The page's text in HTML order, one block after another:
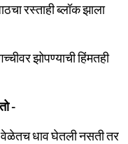
रस्ताही ब्लॉक झाला
झोपण्याची हिंमतही
-
वेळेतच धाव घेतली नसती तर